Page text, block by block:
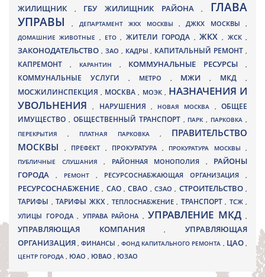
ЖИЛИЩНИК
, ГБУ ЖИЛИЩНИК РАЙОНА, ГЛАВА
УПРАВЫ, ДЕПАРТАМЕНТ ЖКХ МОСКВЫ ,ДЖКХ МОСКВЫ ,
ДОМАШНИЕ ЖИВОТНЫЕ , ЕТО, ЖИТЕЛИ ГОРОДА , ЖКХ, ЖСК,
ЗАКОНОДАТЕЛЬСТВО , ЗАО , КАДРЫ, КАПИТАЛЬНЫЙ РЕМОНТ ,
КАПРЕМОНТ , КАРАНТИН , КОММУНАЛЬНЫЕ РЕСУРСЫ,
КОММУНАЛЬНЫЕ УСЛУГИ , МЕТРО , МЖИ, МКД ,
МОСЖИЛИНСПЕКЦИЯ, МОСКВА , МОЭК , НАЗНАЧЕНИЯ И
УВОЛЬНЕНИЯ, НАРУШЕНИЯ , НОВАЯ МОСКВА ,ОБЩЕЕ
ИМУЩЕСТВО , ОБЩЕСТВЕННЫЙ ТРАНСПОРТ , ПАРК, ПАРКОВКА ,
ПЕРЕКРЫТИЯ , ПЛАТНАЯ ПАРКОВКА , ПРАВИТЕЛЬСТВО
МОСКВЫ
, ПРЕФЕКТ , ПРОКУРАТУРА , ПРОКУРАТУРА МОСКВЫ ,
ПУБЛИЧНЫЕ СЛУШАНИЯ , РАЙОННАЯ МОНОПОЛИЯ , РАЙОНЫ
ГОРОДА
, РЕМОНТ , РЕСУРСОСНАБЖАЮЩАЯ ОРГАНИЗАЦИЯ ,
РЕСУРСОСНАБЖЕНИЕ, САО,СВАО ,СЗАО, СТРОИТЕЛЬСТВО,
ТАРИФЫ , ТАРИФЫ ЖКХ , ТЕПЛОСНАБЖЕНИЕ , ТРАНСПОРТ , ТСЖ ,
УЛИЦЫ ГОРОДА , УПРАВА РАЙОНА , УПРАВЛЕНИЕ МКД ,
УПРАВЛЯЮЩАЯ КОМПАНИЯ,УПРАВЛЯЮЩАЯ
ОРГАНИЗАЦИЯ,ФИНАНСЫ , ФОНД КАПИТАЛЬНОГО РЕМОНТА , ЦАО,
ЦЕНТР ГОРОДА , ЮАО , ЮВАО , ЮЗАО